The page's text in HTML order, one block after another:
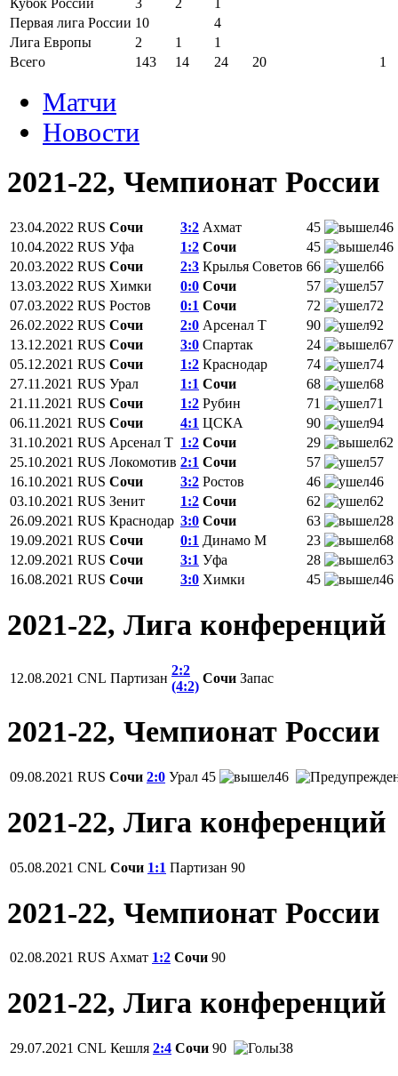
Кубок России 3 2
Первая лига России 10
4
Лига Европы
2 1
1
Всего
143 14 24 20 1
Матчи
Новости
2021-22, Чемпионат России
23.04.2022 RUS Сочи 3:2 Ахмат 45
46
10.04.2022 RUS Уфа 1:2 Сочи 45
46
20.03.2022 RUS Сочи 2:3 Крылья Советов 66
66
13.03.2022 RUS Химки 0:0 Сочи 57
57
07.03.2022 RUS Ростов 0:1 Сочи 72
72
26.02.2022 RUS Сочи 2:0 Арсенал Т 90
92
13.12.2021 RUS Сочи 3:0 Спартак 24
67
05.12.2021 RUS Сочи 1:2 Краснодар 74
74
27.11.2021 RUS Урал 1:1 Сочи 68
68
21.11.2021 RUS Сочи 1:2 Рубин 71
71
06.11.2021 RUS Сочи 4:1 ЦСКА 90
94
31.10.2021 RUS Арсенал Т 1:2 Сочи 29
62
25.10.2021 RUS Локомотив 2:1 Сочи 57
57
16.10.2021 RUS Сочи 3:2 Ростов 46
46
03.10.2021 RUS Зенит 1:2 Сочи 62
62
26.09.2021 RUS Краснодар 3:0 Сочи 63
28
19.09.2021 RUS Сочи 0:1 Динамо М 23
68
12.09.2021 RUS Сочи 3:1 Уфа 28
63
16.08.2021 RUS Сочи 3:0 Химки 45 46
2021-22, Лига конференций
12.08.2021 СNL Партизан
2:2
(4:2)
Сочи Запас
2021-22, Чемпионат России
09.08.2021 RUS Сочи 2:0 Урал 45 46
2021-22, Лига конференций
05.08.2021 СNL Сочи 1:1 Партизан 90
2021-22, Чемпионат России
02.08.2021 RUS Ахмат 1:2 Сочи 90
2021-22, Лига конференций
29.07.2021 СNL Кешля 2:4 Сочи 90 38